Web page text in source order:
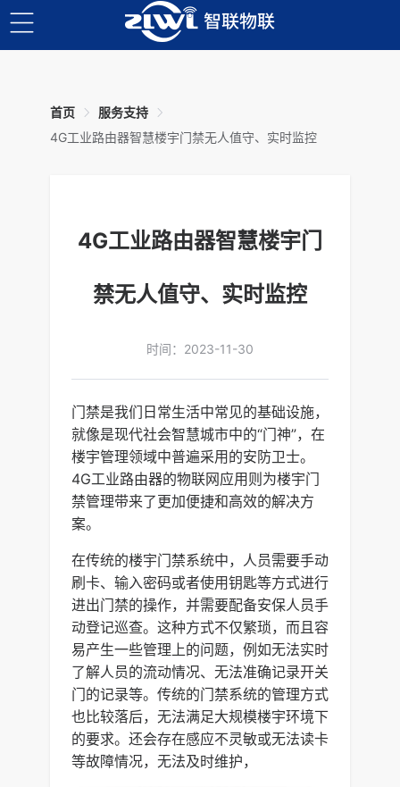
首页
服务支持
4G工业路由器智慧楼宇门禁无人值守、实时监控
4G工业路由器智慧楼宇门
禁无人值守、实时监控
时间：2023-11-30
门禁是我们日常生活中常见的基础设施，
就像是现代社会智慧城市中的“门神”，在
楼宇管理领域中普遍采用的安防卫士。
4G工业路由器的物联网应用则为楼宇门
禁管理带来了更加便捷和高效的解决方
案。
在传统的楼宇门禁系统中，人员需要手动
刷卡、输入密码或者使用钥匙等方式进行
进出门禁的操作，并需要配备安保人员手
动登记巡查。这种方式不仅繁琐，而且容
易产生一些管理上的问题，例如无法实时
了解人员的流动情况、无法准确记录开关
门的记录等。传统的门禁系统的管理方式
也比较落后，无法满足大规模楼宇环境下
的要求。还会存在感应不灵敏或无法读卡
等故障情况，无法及时维护，